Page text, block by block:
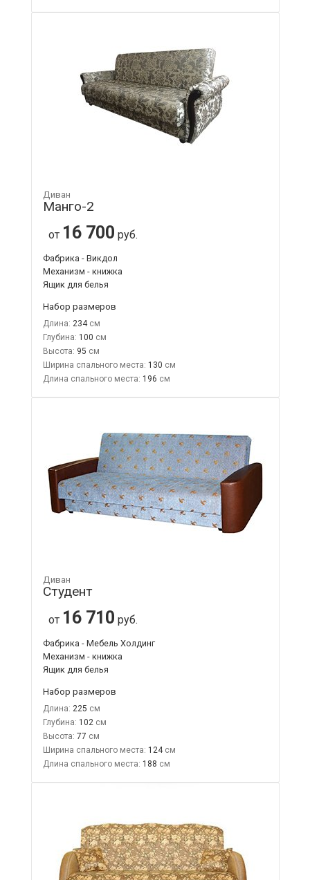
Диван
Манго-2
от 16 700 руб.
Фабрика - Викдол
Механизм - книжка
Ящик для белья
Набор размеров
Длина: 234
Глубина: 100
Высота: 95
Ширина спального места: 130
Длина спального места: 196
Диван
Студент
от 16 710 руб.
Фабрика - Мебель Холдинг
Механизм - книжка
Ящик для белья
Набор размеров
Длина: 225
Глубина: 102
Высота: 77
Ширина спального места: 124
Длина спального места: 188